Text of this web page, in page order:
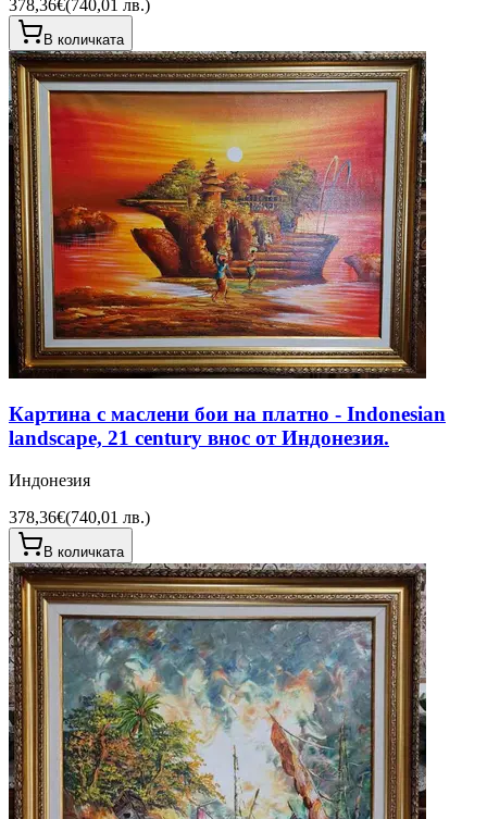
378,36€(740,01 лв.)
В количката
Картина с маслени бои на платно - Indonesian
landscape, 21 century внос от Индонезия.
Индонезия
378,36€(740,01 лв.)
В количката